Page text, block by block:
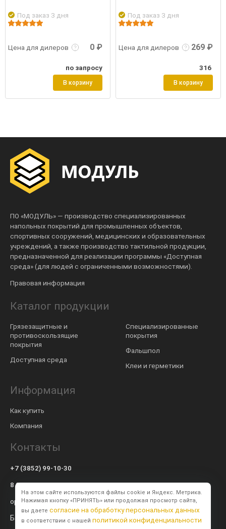
Под заказ 3 дня
Цена для дилеров 0 ₽
по запросу
В корзину
Под заказ 3 дня
Цена для дилеров
Подробнее
269 ₽
316
В корзину
ПО «МОДУЛЬ» — производство специализированных
напольных покрытий для промышленных объектов,
спортивных сооружений, медицинских и образовательных
учреждений, а также производство тактильной продукции,
предназначенной для реализации программы «Доступная
среда» (для людей с ограниченными возможностями).
Правовая информация
Каталог продукции
Грязезащитные и
противоскользящие
покрытия
Доступная среда
Специализированные
покрытия
Фальшпол
Клеи и герметики
Информация
Как купить
Компания
Контакты
+7 (3852) 99-10-30
8 800 600-57-94
op@modulsib.ru
Барнаул
На этом сайте используются файлы cookie и Яндекс. Метрика.
Нажимая кнопку «ПРИНЯТЬ» или продолжая просмотр сайта,
вы даете согласие на обработку персональных данных
в соответствии с нашей политикой конфиденциальности